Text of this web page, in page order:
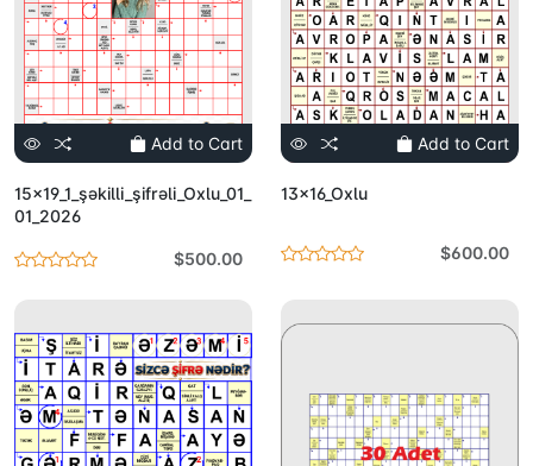
Add to Cart
15x19_1_şəkilli_şifrəli_Oxlu_01_
01_2026
$500.00
Add to Cart
13x16_Oxlu
$600.00